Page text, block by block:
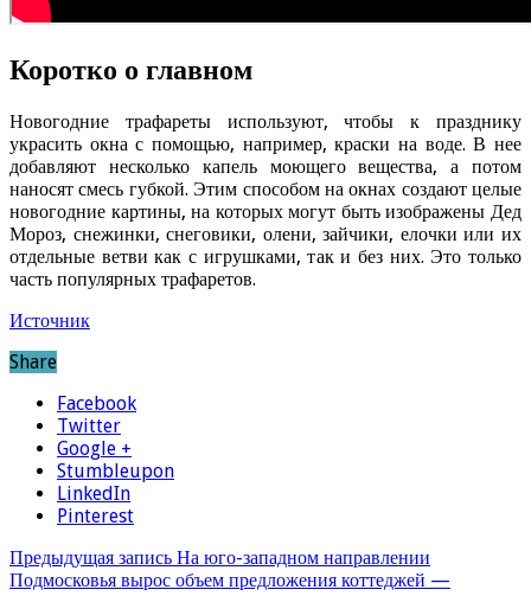
Коротко о главном
Новогодние трафареты используют, чтобы к празднику
украсить окна с помощью, например, краски на воде. В нее
добавляют несколько капель моющего вещества, а потом
наносят смесь губкой. Этим способом на окнах создают целые
новогодние картины, на которых могут быть изображены Дед
Мороз, снежинки, снеговики, олени, зайчики, елочки или их
отдельные ветви как с игрушками, так и без них. Это только
часть популярных трафаретов.
Источник
Share
Facebook
Twitter
Google +
Stumbleupon
LinkedIn
Pinterest
Предыдущая запись На юго-западном направлении
Подмосковья вырос объем предложения коттеджей —